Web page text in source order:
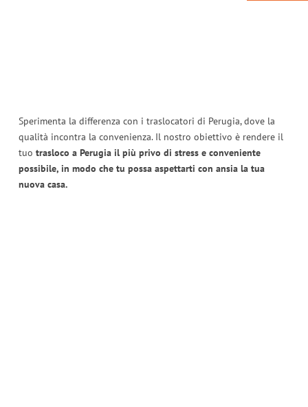
Sperimenta la differenza con i traslocatori di Perugia, dove la
qualità incontra la convenienza. Il nostro obiettivo è rendere il
tuo trasloco a Perugia il più privo di stress e conveniente
possibile, in modo che tu possa aspettarti con ansia la tua
nuova casa.